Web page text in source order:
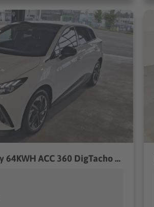
MG MG4 Maximal Luxury 64KWH ACC 360 DigTacho Wärmep